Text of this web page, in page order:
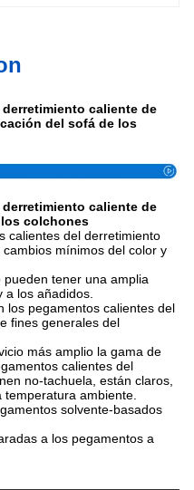
caliente de
del sofá de los
caliente de
colchones
calientes del derretimiento
mínimos del color y
tener una amplia
los añadidos.
los pegamentos calientes del
fines generales del
más amplio la gama de
calientes del
no-tachuela, están claros,
ambiente.
solvente-basados
a los pegamentos a